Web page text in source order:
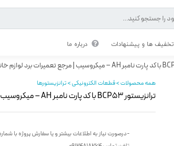
تخفیف ها و پیشنهادات
درباره ما
همه محصولات > قطعات الکترونیکی > ترانزیستورها
ترانزیستور BCP53 با کد پارت نامبر AH – میکروسیب | مرجع تعمیرات برد لوازم خانگی
-درصورت نیاز به اطلاعات بیشتر و یا سفارش پروژه با